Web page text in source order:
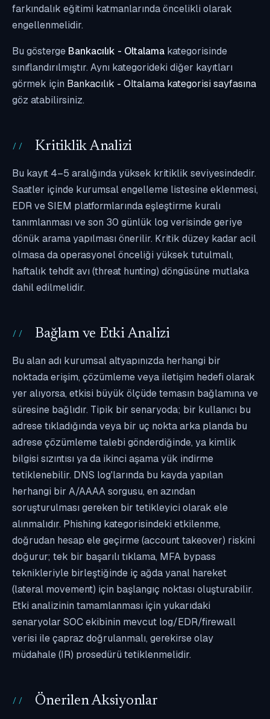
farkındalık eğitimi katmanlarında öncelikli olarak
engellenmelidir.
Bu gösterge Bankacılık - Oltalama kategorisinde
sınıflandırılmıştır. Aynı kategorideki diğer kayıtları
görmek için Bankacılık - Oltalama kategorisi sayfasına
göz atabilirsiniz.
Kritiklik Analizi
Bu kayıt 4–5 aralığında yüksek kritiklik seviyesindedir.
Saatler içinde kurumsal engelleme listesine eklenmesi,
EDR ve SIEM platformlarında eşleştirme kuralı
tanımlanması ve son 30 günlük log verisinde geriye
dönük arama yapılması önerilir. Kritik düzey kadar acil
olmasa da operasyonel önceliği yüksek tutulmalı,
haftalık tehdit avı (threat hunting) döngüsüne mutlaka
dahil edilmelidir.
Bağlam ve Etki Analizi
Bu alan adı kurumsal altyapınızda herhangi bir
noktada erişim, çözümleme veya iletişim hedefi olarak
yer alıyorsa, etkisi büyük ölçüde temasın bağlamına ve
süresine bağlıdır. Tipik bir senaryoda; bir kullanıcı bu
adrese tıkladığında veya bir uç nokta arka planda bu
adrese çözümleme talebi gönderdiğinde, ya kimlik
bilgisi sızıntısı ya da ikinci aşama yük indirme
tetiklenebilir. DNS log'larında bu kayda yapılan
herhangi bir A/AAAA sorgusu, en azından
soruşturulması gereken bir tetikleyici olarak ele
alınmalıdır. Phishing kategorisindeki etkilenme,
doğrudan hesap ele geçirme (account takeover) riskini
doğurur; tek bir başarılı tıklama, MFA bypass
teknikleriyle birleştiğinde iç ağda yanal hareket
(lateral movement) için başlangıç noktası oluşturabilir.
Etki analizinin tamamlanması için yukarıdaki
senaryolar SOC ekibinin mevcut log/EDR/firewall
verisi ile çapraz doğrulanmalı, gerekirse olay
müdahale (IR) prosedürü tetiklenmelidir.
Önerilen Aksiyonlar